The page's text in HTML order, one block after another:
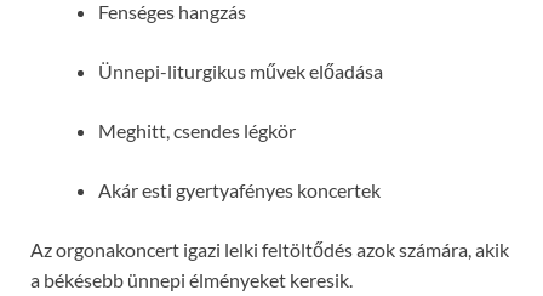
Fenséges hangzás
Ünnepi-liturgikus művek előadása
Meghitt, csendes légkör
Akár esti gyertyafényes koncertek
Az orgonakoncert igazi lelki feltöltődés azok számára, akik
a békésebb ünnepi élményeket keresik.